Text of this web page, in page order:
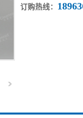
订购热线：